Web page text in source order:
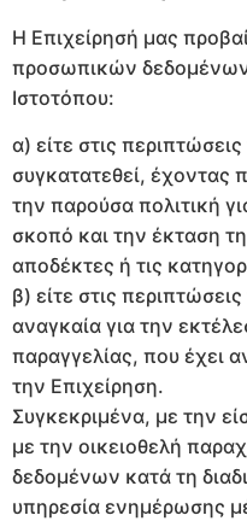
Η Επιχείρησή μας
προσωπικών
Ιστοτόπου:
α) είτε στις
συγκατατεθεί,
την παρούσα πολιτική
σκοπό και την έκταση
αποδέκτες ή τις
β) είτε στις
αναγκαία για την
παραγγελίας, που έχει
την Επιχείρηση.
Συγκεκριμένα, με την
με την οικειοθελή
δεδομένων κατά τη
υπηρεσία ενημέρωσης